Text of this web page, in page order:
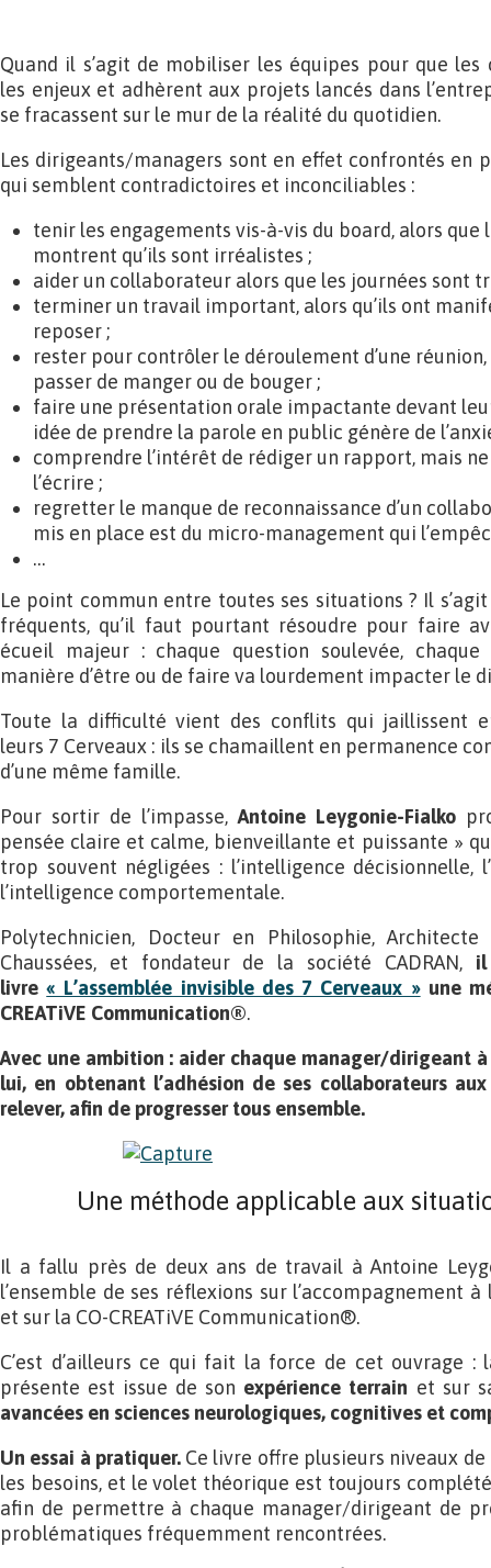
Quand il s’agit de mobiliser les équipes pour que
les enjeux et adhèrent aux projets lancés dans
se fracassent sur le mur de la réalité du quotidien.
Les dirigeants/managers sont en effet confrontés en
qui semblent contradictoires et inconciliables :
tenir les engagements vis-à-vis du board, alors
montrent qu’ils sont irréalistes ;
aider un collaborateur alors que les journées sont
terminer un travail important, alors qu’ils ont
reposer ;
rester pour contrôler le déroulement d’une
passer de manger ou de bouger ;
faire une présentation orale impactante devant
idée de prendre la parole en public génère de
comprendre l’intérêt de rédiger un rapport, mais
l’écrire ;
regretter le manque de reconnaissance d’un
mis en place est du micro-management qui
…
Le point commun entre toutes ses situations ? Il
fréquents, qu’il faut pourtant résoudre pour faire
écueil majeur : chaque question soulevée, chaque
manière d’être ou de faire va lourdement impacter le
Toute la difficulté vient des conflits qui jaillissent
leurs 7 Cerveaux : ils se chamaillent en permanence
d’une même famille.
Pour sortir de l’impasse,Antoine Leygonie-Fialko
pensée claire et calme, bienveillante et puissante »
trop souvent négligées : l’intelligence décisionnelle,
l’intelligence comportementale.
Polytechnicien, Docteur en Philosophie,
Chaussées, et fondateur de la société CADRAN, il
livre« L’assemblée invisible des 7 Cerveaux »une
CREATiVE Communication®.
Avec une ambition : aider chaque manager/dirigeant
lui, en obtenant l’adhésion de ses collaborateurs
relever, afin de progresser tous ensemble.
Une méthode applicable aux
Il a fallu près de deux ans de travail à Antoine
l’ensemble de ses réflexions sur l’accompagnement
et sur la CO-CREATiVE Communication®.
C’est d’ailleurs ce qui fait la force de cet ouvrage :
présente est issue de son expérience terrain et sur
avancées en sciences neurologiques, cognitives et
Un essai à pratiquer.Ce livre offre plusieurs niveaux
les besoins, et le volet théorique est toujours
afin de permettre à chaque manager/dirigeant de
problématiques fréquemment rencontrées.